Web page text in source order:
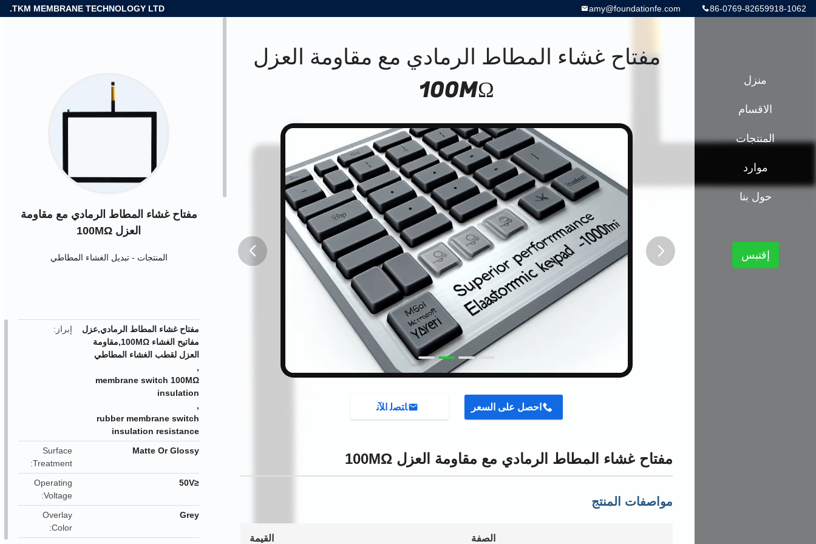
TKM MEMBRANE TECHNOLOGY LTD. 86-0769-82659918-1062
amy@foundationfe.com
مفتاح غشاء المطاط الرمادي مع مقاومة
العزل 100MΩ
المنتجات -تبديل الغشاء المطاطي
إبراز
مفتاح غشاء المطاط الرمادي,عزل
مفاتيح الغشاء 100MΩ,مقاومة
العزل لقطب الغشاء المطاطي
,
membrane switch 100MΩ
insulation
,
rubber membrane switch
insulation resistance
Surface
Treatment
Matte Or Glossy
Operating
Voltage
≤50V
Overlay
Color
Grey
مفتاح غشاء المطاط الرمادي مع مقاومة العزل
100MΩ
احصل على السعر ﺎﺘﺼﻟ ﺍﻶﻧ
مفتاح غشاء المطاط الرمادي مع مقاومة العزل 100MΩ
مواصفات المنتج
الصفة القيمة
منزل
الاقسام
المنتجات
موارد
حول بنا
إقتبس